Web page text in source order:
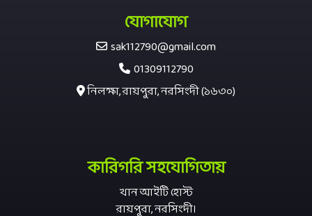
যোগাযোগ
sak112790@gmail.com
01309112790
নিলক্ষা, রায়পুরা, নরসিংদী (১৬৩০)
কারিগরি সহযোগিতায়
খান আইটি হোস্ট
রায়পুরা, নরসিংদী।